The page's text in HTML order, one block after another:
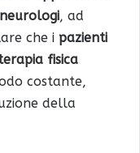
neurologi, ad
che i pazienti
fisica
costante,
della